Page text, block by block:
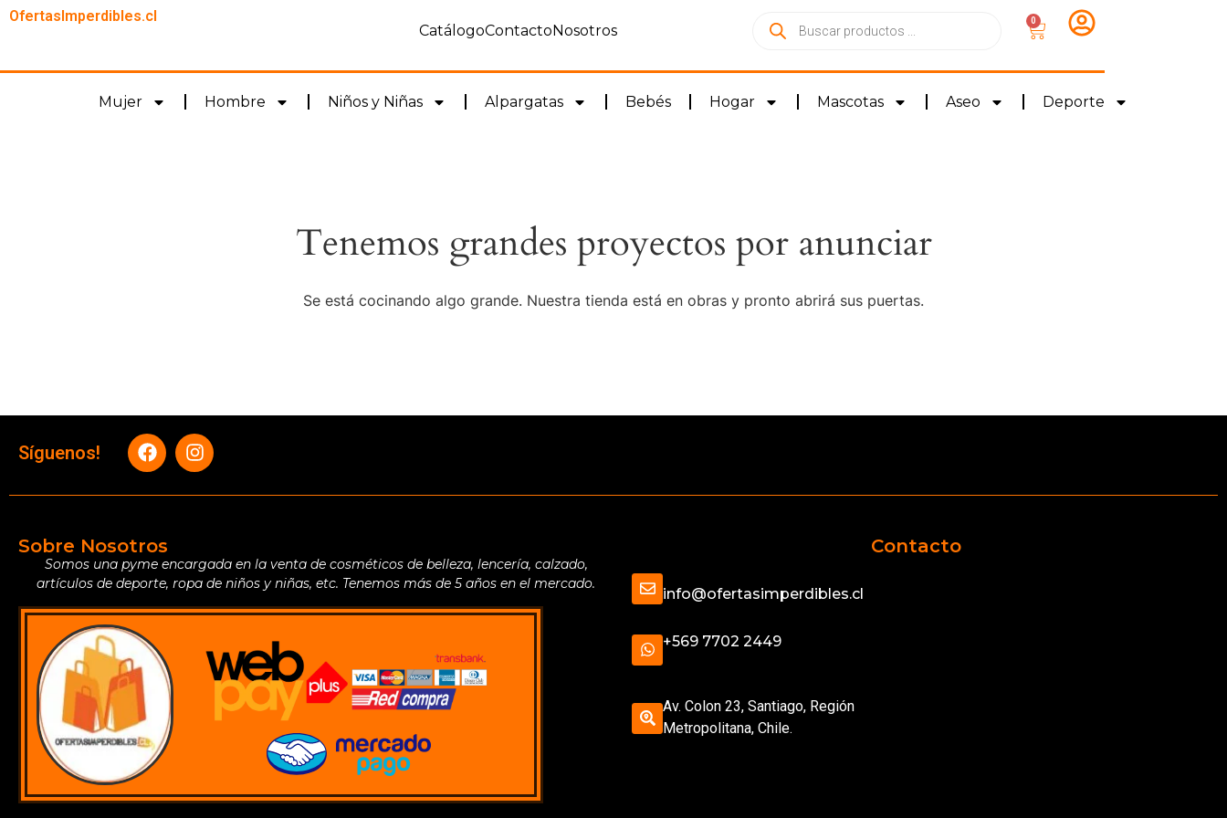
OfertasImperdibles.cl
CatálogoContactoNosotros
0
Mujer Hombre Niños y Niñas Alpargatas Bebés Hogar Mascotas Aseo Deporte
Tenemos grandes proyectos por anunciar
Se está cocinando algo grande. Nuestra tienda está en obras y pronto abrirá sus puertas.
Síguenos!
Sobre Nosotros
Somos una pyme encargada en la venta de cosméticos de belleza, lencería, calzado,
artículos de deporte, ropa de niños y niñas, etc. Tenemos más de 5 años en el mercado.
Contacto
info@ofertasimperdibles.cl
+569 7702 2449
Av. Colon 23, Santiago, Región
Metropolitana, Chile.